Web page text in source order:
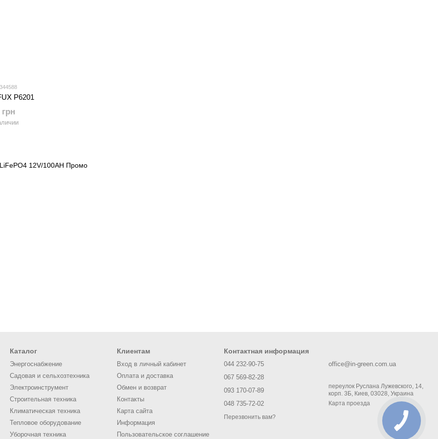
P6201
Каталог
Энергоснабжение
Садовая и сельхозтехника
Электроинструмент
Строительная техника
Климатическая техника
Тепловое оборудование
Уборочная техника
Клиентам
Вход в личный кабинет
Оплата и доставка
Обмен и возврат
Контакты
Карта сайта
Информация
Пользовательское соглашение
Контактная информация
044 232-90-75
067 569-82-28
093 170-07-89
048 735-72-02
Перезвонить вам?
office@in-green.com.ua
переулок Руслана Лужевского, 14,
корп. 3Б, Киев, 03028, Украина
Карта проезда